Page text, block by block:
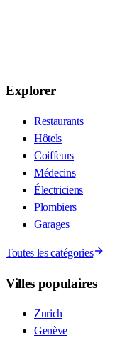
Explorer
Restaurants
Hôtels
Coiffeurs
Médecins
Électriciens
Plombiers
Garages
Toutes les catégories
Villes populaires
Zurich
Genève